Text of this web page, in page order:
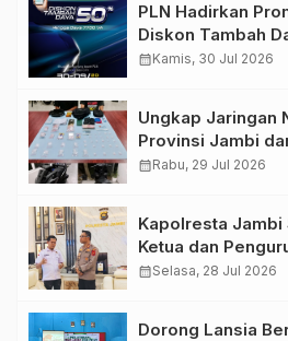
PLN Hadirkan
Diskon Tambah
GIIAS 2026
calendar_monthKamis, 30 Jul 2026
Ungkap Jaringan
Provinsi Jambi
Amankan
calendar_monthRabu, 29 Jul 2026
Kapolresta Jambi
Ketua dan
Perkuat Sinergi
calendar_monthSelasa, 28 Jul 2026
Dorong Lansia